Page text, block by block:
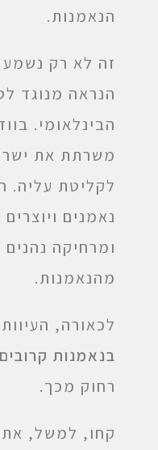
הנאמנות.
זה לא רק נשמע
הנראה מנוגד
הבינלאומי.
משרתת את
לקליטת עליה.
נאמנים
ומרחיקה
מהנאמנות.
לכאורה,
בנאמנות קרובים
רחוק מכך.
קחו, למשל,